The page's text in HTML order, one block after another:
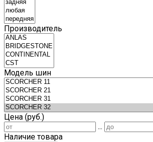
Производитель
Модель шин
Цена (руб.)
...
Наличие товара